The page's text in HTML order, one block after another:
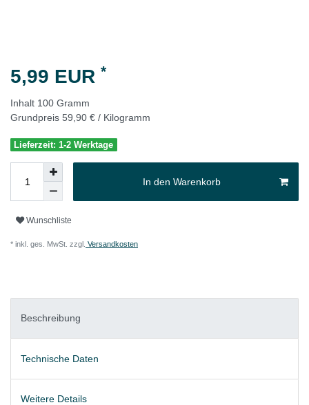
5,99 EUR *
Inhalt 100 Gramm
Grundpreis 59,90 € / Kilogramm
Lieferzeit: 1-2 Werktage
In den Warenkorb
Wunschliste
* inkl. ges. MwSt. zzgl. Versandkosten
Beschreibung
Technische Daten
Weitere Details